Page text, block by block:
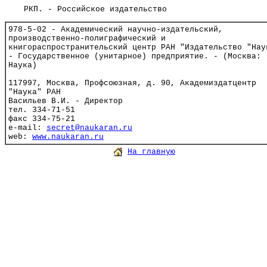
РКП. - Российское издательство
978-5-02 - Академический научно-издательский,
производственно-полиграфический и
книгораспространительский центр РАН "Издательство
- Государственное (унитарное) предприятие. - (Москва:
Наука)
117997, Москва, Профсоюзная, д. 90, Академиздатцентр
"Наука" РАН
Васильев В.И. - Директор
тел. 334-71-51
факс 334-75-21
e-mail: secret@naukaran.ru
web: www.naukaran.ru
На главную